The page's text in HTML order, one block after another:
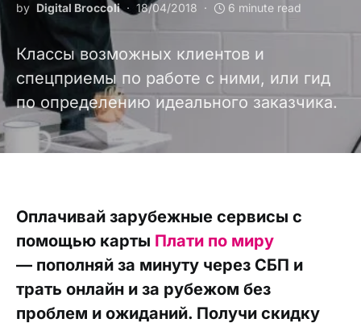
by Digital Broccoli 18/04/2018 6 minute read
Классы возможных клиентов и
спецприемы по работе с ними, или гид
по определению идеального заказчика.
Оплачивай зарубежные сервисы с
помощью карты Плати по миру
— пополняй за минуту через СБП и
трать онлайн и за рубежом без
проблем и ожиданий. Получи скидку